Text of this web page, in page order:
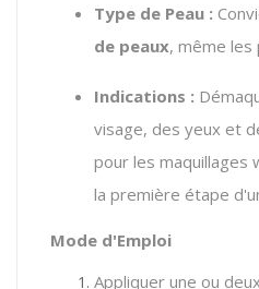
Type de Peau :
de peaux, même les
Indications :
visage, des yeux et
pour les maquillages
la première étape
Mode d'Emploi
Appliquer une ou